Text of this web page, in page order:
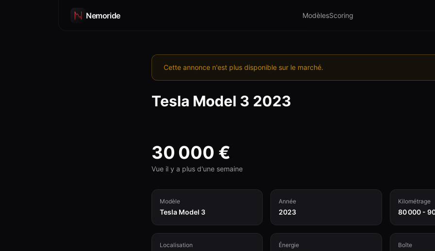
Nemoride ModèlesScoring
Cette annonce n'est plus disponible sur le marché.
Tesla Model 3 2023
30 000 €
Vue il y a plus d'une semaine
Modèle
Tesla Model 3
Année
2023
Kilométrage
80 000 -
Localisation Énergie Boîte